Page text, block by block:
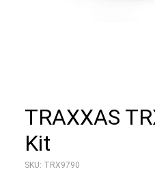
TRAXXAS
Kit
SKU: TRX9790